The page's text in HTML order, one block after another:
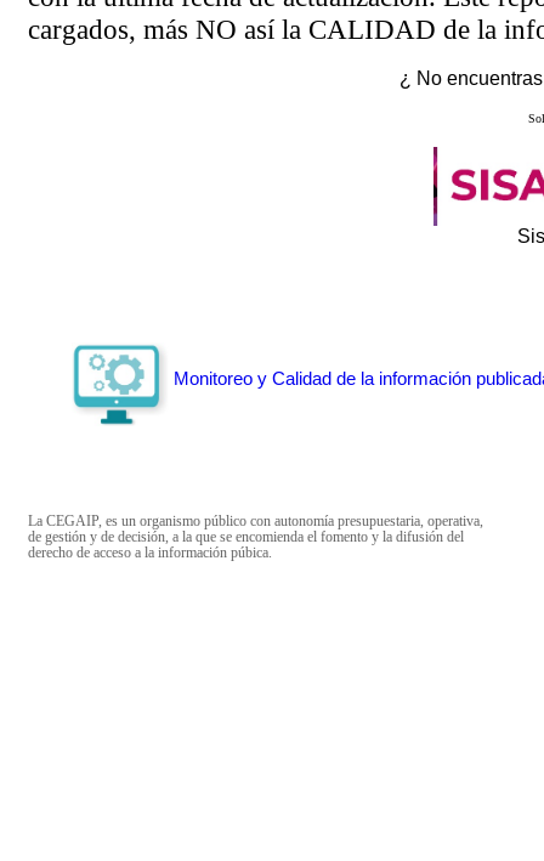
cargados, más NO así la CALIDAD de la
¿ No
Monitoreo y Calidad de la información
La CEGAIP, es un organismo público con autonomía presupuestaria, operativa,
de gestión y de decisión, a la que se encomienda el fomento y la difusión del
derecho de acceso a la información púbica.